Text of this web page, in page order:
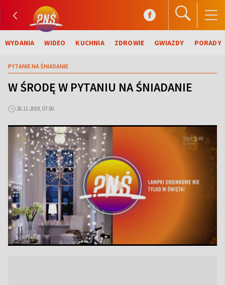
WYDANIA WIDEO KUCHNIA ZDROWIE GWIAZDY PORADY
PYTANIE NA ŚNIADANIE
W ŚRODĘ W PYTANIU NA ŚNIADANIE
26.11.2019, 07:50